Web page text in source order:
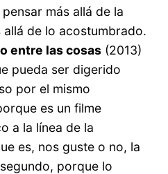
más allá de la
allá de lo acostumbrado.
entre las cosas (2013)
pueda ser digerido
por el mismo
es un filme
a la línea de la
es, nos guste o no, la
porque lo